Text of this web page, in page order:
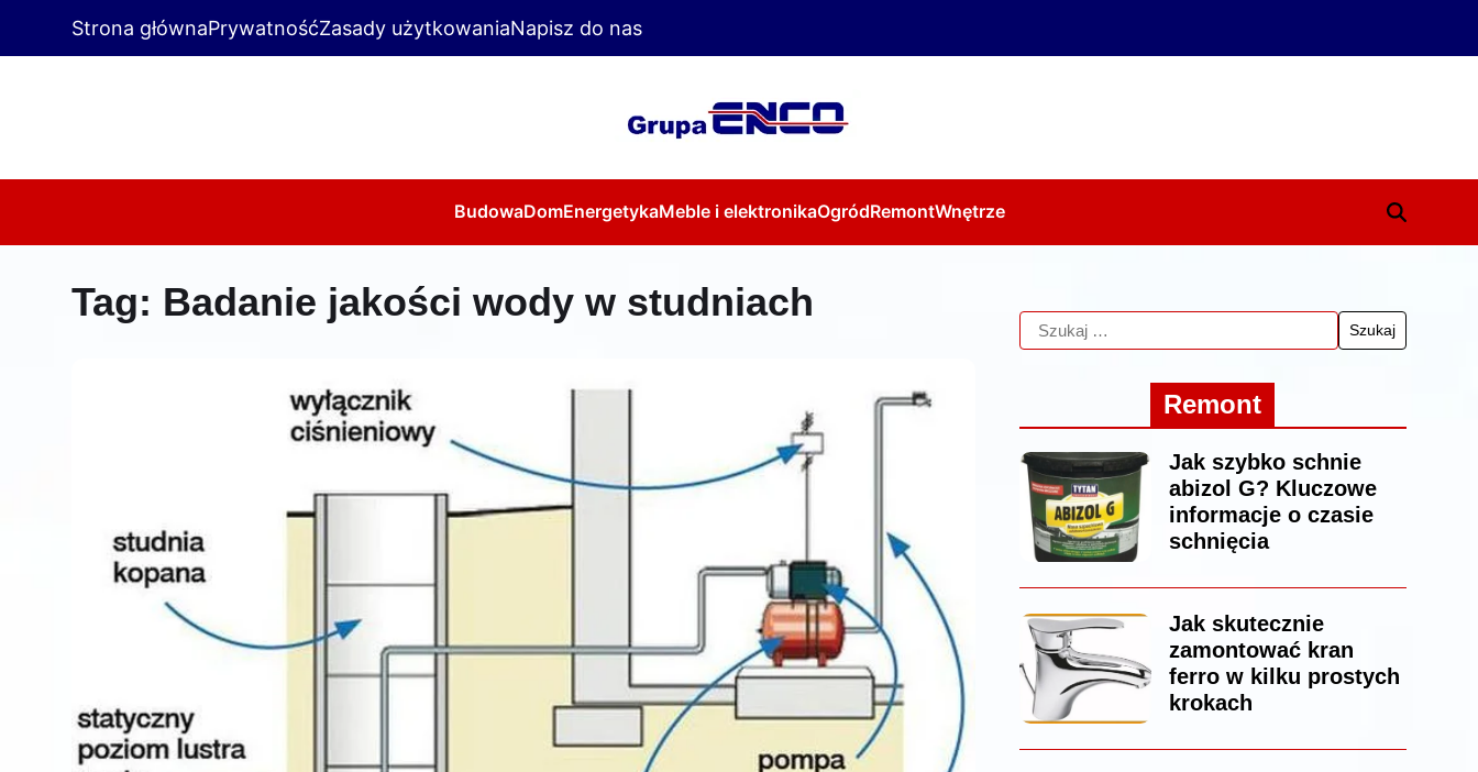
Strona głównaPrywatnośćZasady użytkowaniaNapisz do nas
BudowaDomEnergetykaMeble i elektronikaOgródRemontWnętrze
Tag: Badanie jakości wody w studniach
Remont
Jak szybko schnie
abizol G? Kluczowe
informacje o czasie
schnięcia
Jak skutecznie
zamontować kran
ferro w kilku prostych
krokach